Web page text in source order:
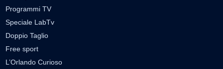
Programmi TV
Speciale LabTv
Doppio Taglio
Free sport
L’Orlando Curioso